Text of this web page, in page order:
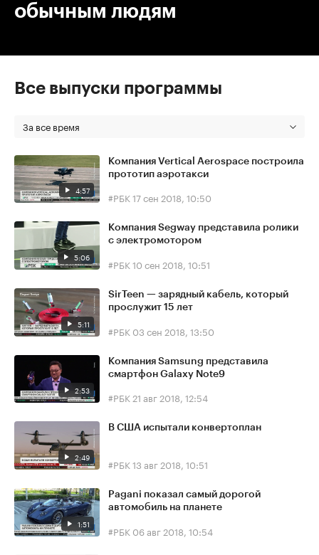
обычным людям
Все выпуски программы
За все время
4:57
Компания Vertical Aerospace построила
прототип аэротакси
#РБК17 сен 2018, 10:50
5:06
Компания Segway представила ролики
с электромотором
#РБК10 сен 2018, 10:51
5:11
SirTeen — зарядный кабель, который
прослужит 15 лет
#РБК 03 сен 2018, 13:50
2:53
Компания Samsung представила
смартфон Galaxy Note9
#РБК 21 авг 2018, 12:54
2:49
В США испытали конвертоплан
#РБК13 авг 2018, 10:51
1:51
Pagani показал самый дорогой
автомобиль на планете
#РБК 06 авг 2018, 10:54